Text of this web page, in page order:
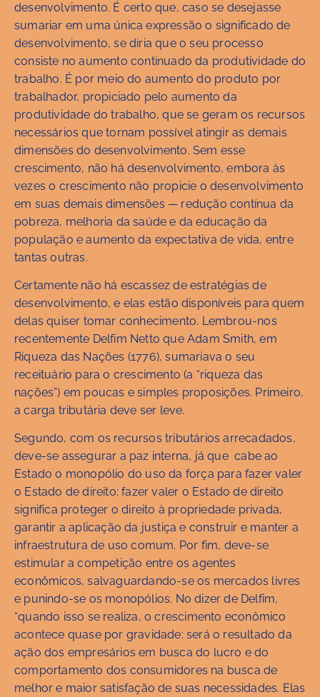
desenvolvimento. É certo que, caso se desejasse
sumariar em uma única expressão o significado de
desenvolvimento, se diria que o seu processo
consiste no aumento continuado da produtividade do
trabalho. É por meio do aumento do produto por
trabalhador, propiciado pelo aumento da
produtividade do trabalho, que se geram os recursos
necessários que tornam possível atingir as demais
dimensões do desenvolvimento. Sem esse
crescimento, não há desenvolvimento, embora às
vezes o crescimento não propicie o desenvolvimento
em suas demais dimensões — redução contínua da
pobreza, melhoria da saúde e da educação da
população e aumento da expectativa de vida, entre
tantas outras.
Certamente não há escassez de estratégias de
desenvolvimento, e elas estão disponíveis para quem
delas quiser tomar conhecimento. Lembrou-nos
recentemente Delfim Netto que Adam Smith, em
Riqueza das Nações (1776), sumariava o seu
receituário para o crescimento (a “riqueza das
nações”) em poucas e simples proposições. Primeiro,
a carga tributária deve ser leve.
Segundo, com os recursos tributários arrecadados,
deve-se assegurar a paz interna, já que cabe ao
Estado o monopólio do uso da força para fazer valer
o Estado de direito; fazer valer o Estado de direito
significa proteger o direito à propriedade privada,
garantir a aplicação da justiça e construir e manter a
infraestrutura de uso comum. Por fim, deve-se
estimular a competição entre os agentes
econômicos, salvaguardando-se os mercados livres
e punindo-se os monopólios. No dizer de Delfim,
“quando isso se realiza, o crescimento econômico
acontece quase por gravidade: será o resultado da
ação dos empresários em busca do lucro e do
comportamento dos consumidores na busca de
melhor e maior satisfação de suas necessidades. Elas